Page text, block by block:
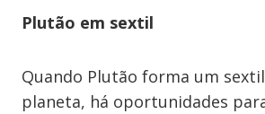
Plutão em sextil
Quando Plutão forma um
planeta, há oportunidades